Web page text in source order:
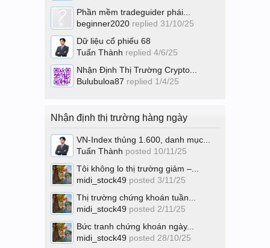
Phần mềm tradeguider phái...
beginner2020 replied 31/10/25
Dữ liệu cổ phiếu 68
Tuấn Thành replied 4/6/25
Nhận Định Thị Trường Crypto...
Bulubuloa87 replied 1/4/25
Nhận định thị trường hàng ngày
VN-Index thủng 1.600, danh mục...
Tuấn Thành posted 10/11/25
Tôi không lo thị trường giảm –...
midi_stock49 posted 3/11/25
Thị trường chứng khoán tuần...
midi_stock49 posted 2/11/25
Bức tranh chứng khoán ngày...
midi_stock49 posted 28/10/25